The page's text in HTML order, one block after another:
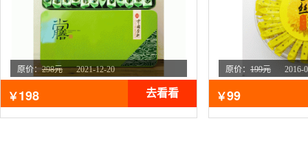
原价：298元
2021-12-20
点击：10965次
￥198 去看看
原价： 199元 2016-
￥99